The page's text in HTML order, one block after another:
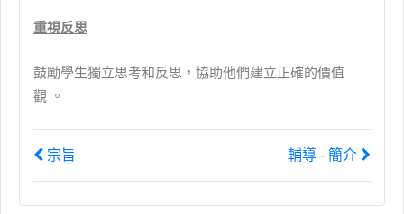
重視反思
鼓勵學生獨立思考和反思，協助他們建立正確的價值
觀 。
宗旨 輔導 - 簡介